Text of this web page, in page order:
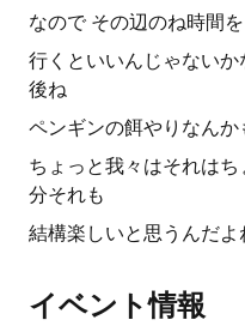
なので その辺のね時間
行くといいんじゃない
後ね
ペンギンの餌やりなん
ちょっと我々はそれは
分それも
結構楽しいと思うんだよ
イベント情報